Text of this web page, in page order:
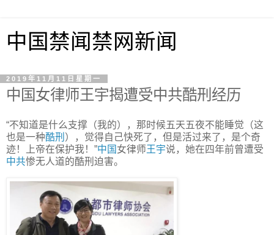
中国禁闻禁网新闻
2019年11月11日星期一
中国女律师王宇揭遭受中共酷刑经历
“不知道是什么支撑（我的），那时候五天五夜不能睡觉（这
也是一种酷刑 ），觉得自己快死了，但是活过来了，是个奇
迹！上帝在保护我！”中国 女律师王宇说，她在四年前曾遭受
中共惨无人道的酷刑迫害。